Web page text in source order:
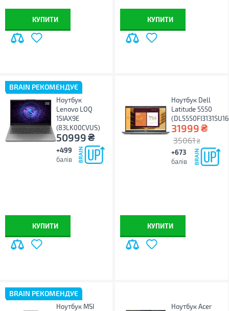
КУПИТИ КУПИТИ
BRAIN РЕКОМЕНДУЄ
Ноутбук
Lenovo LOQ
15IAX9E
(83LK00CVUS)
50999₴
+499
балів
КУПИТИ
Ноутбук Dell
Latitude 5550
31999₴
35061 ₴
+673
балів
КУПИТИ
BRAIN РЕКОМЕНДУЄ
Ноутбук MSI
Ноутбук Acer